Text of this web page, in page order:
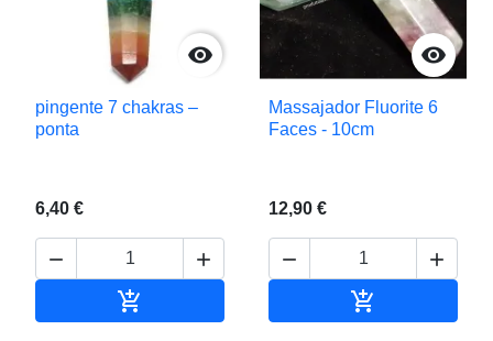

pingente 7 chakras –
ponta
6,40 €
 


Massajador Fluorite 6
Faces - 10cm
12,90 €
 
